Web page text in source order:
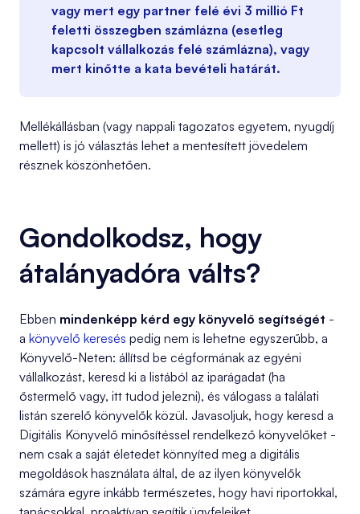
vagy mert egy partner felé évi 3 millió Ft
feletti összegben számlázna (esetleg
kapcsolt vállalkozás felé számlázna), vagy
mert kinőtte a kata bevételi határát.
Mellékállásban (vagy nappali tagozatos egyetem, nyugdíj
mellett) is jó választás lehet a mentesített jövedelem
résznek köszönhetően.
Gondolkodsz, hogy
átalányadóra válts?
Ebben mindenképp kérd egy könyvelő segítségét -
a könyvelő keresés pedig nem is lehetne egyszerűbb, a
Könyvelő-Neten: állítsd be cégformának az egyéni
vállalkozást, keresd ki a listából az iparágadat (ha
őstermelő vagy, itt tudod jelezni), és válogass a találati
listán szerelő könyvelők közül. Javasoljuk, hogy keresd a
Digitális Könyvelő minősítéssel rendelkező könyvelőket -
nem csak a saját életedet könnyíted meg a digitális
megoldások használata által, de az ilyen könyvelők
számára egyre inkább természetes, hogy havi riportokkal,